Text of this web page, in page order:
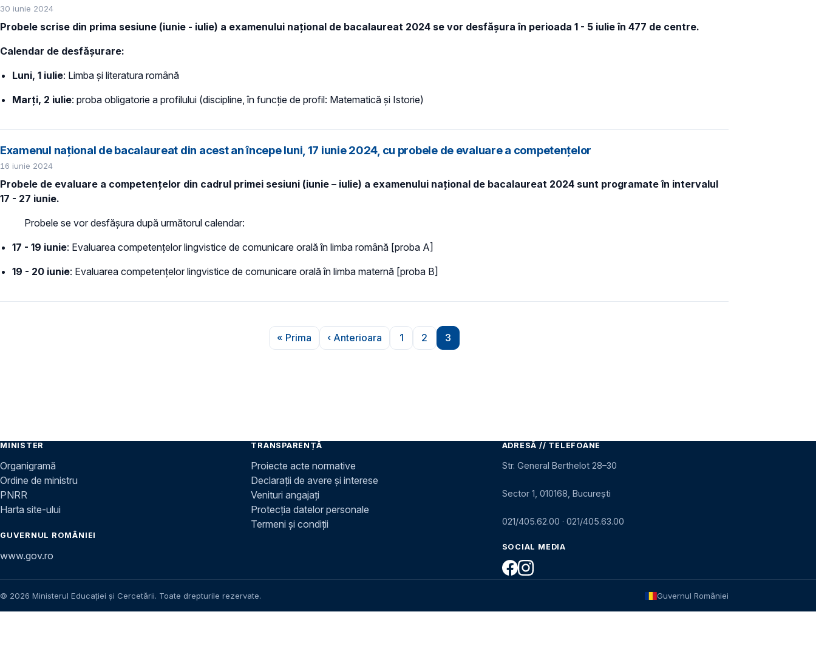
30 iunie 2024
Probele scrise din prima sesiune (iunie - iulie) a examenului național de bacalaureat 2024 se vor desfășura în perioada 1 - 5 iulie în 477 de centre.
Calendar de desfășurare:
Luni, 1 iulie: Limba și literatura română
Marți, 2 iulie: proba obligatorie a profilului (discipline, în funcție de profil: Matematică și Istorie)
Examenul naţional de bacalaureat din acest an începe luni, 17 iunie 2024, cu probele de evaluare a competențelor
16 iunie 2024
Probele de evaluare a competențelor din cadrul primei sesiuni (iunie – iulie) a examenului național de bacalaureat 2024 sunt programate în intervalul
17 - 27 iunie.
Probele se vor desfășura după următorul calendar:
17 - 19 iunie: Evaluarea competențelor lingvistice de comunicare orală în limba română [proba A]
19 - 20 iunie: Evaluarea competențelor lingvistice de comunicare orală în limba maternă [proba B]
Prima pagină
« Prima
Pagina anterioară
‹ Anterioara
Pagina
1
Pagina
2
Pagina
3
MINISTER
Organigramă
Ordine de ministru
PNRR
Harta site-ului
GUVERNUL ROMÂNIEI
www.gov.ro
TRANSPARENȚĂ
Proiecte acte normative
Declarații de avere și interese
Venituri angajați
Protecția datelor personale
Termeni și condiții
ADRESĂ // TELEFOANE
Str. General Berthelot 28–30
Sector 1, 010168, București
021/405.62.00 · 021/405.63.00
SOCIAL MEDIA
© 2026 Ministerul Educației și Cercetării. Toate drepturile rezervate. Guvernul României